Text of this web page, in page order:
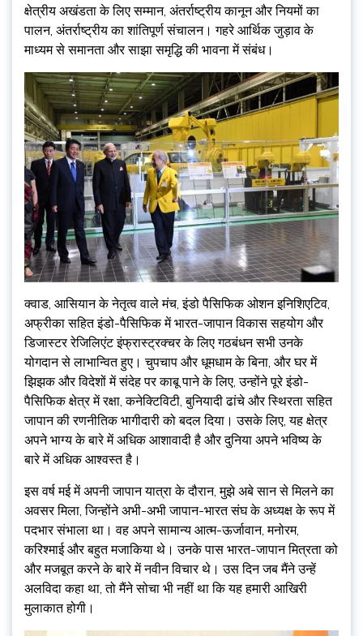
क्षेत्रीय अखंडता के लिए सम्मान, अंतर्राष्ट्रीय कानून और नियमों का
पालन, अंतर्राष्ट्रीय का शांतिपूर्ण संचालन। गहरे आर्थिक जुड़ाव के
माध्यम से समानता और साझा समृद्धि की भावना में संबंध।
क्वाड, आसियान के नेतृत्व वाले मंच, इंडो पैसिफिक ओशन इनिशिएटिव,
अफ्रीका सहित इंडो-पैसिफिक में भारत-जापान विकास सहयोग और
डिजास्टर रेजिलिएंट इंफ्रास्ट्रक्चर के लिए गठबंधन सभी उनके
योगदान से लाभान्वित हुए। चुपचाप और धूमधाम के बिना, और घर में
झिझक और विदेशों में संदेह पर काबू पाने के लिए, उन्होंने पूरे इंडो-
पैसिफिक क्षेत्र में रक्षा, कनेक्टिविटी, बुनियादी ढांचे और स्थिरता सहित
जापान की रणनीतिक भागीदारी को बदल दिया। उसके लिए, यह क्षेत्र
अपने भाग्य के बारे में अधिक आशावादी है और दुनिया अपने भविष्य के
बारे में अधिक आश्वस्त है।
इस वर्ष मई में अपनी जापान यात्रा के दौरान, मुझे अबे सान से मिलने का
अवसर मिला, जिन्होंने अभी-अभी जापान-भारत संघ के अध्यक्ष के रूप में
पदभार संभाला था। वह अपने सामान्य आत्म-ऊर्जावान, मनोरम,
करिश्माई और बहुत मजाकिया थे। उनके पास भारत-जापान मित्रता को
और मजबूत करने के बारे में नवीन विचार थे। उस दिन जब मैंने उन्हें
अलविदा कहा था, तो मैंने सोचा भी नहीं था कि यह हमारी आखिरी
मुलाकात होगी।